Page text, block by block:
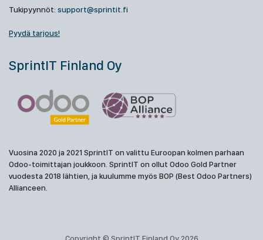
Tukipyynnöt: support@sprintit.fi
Pyydä tarjous!
SprintIT Finland Oy
Vuosina 2020 ja 2021 SprintIT on valittu Euroopan kolmen parhaan
Odoo-toimittajan joukkoon. SprintIT on ollut Odoo Gold Partner
vuodesta 2018 lähtien, ja kuulumme myös BOP (Best Odoo Partners)
Allianceen.
Copyright © SprintIT Finland Oy 2026